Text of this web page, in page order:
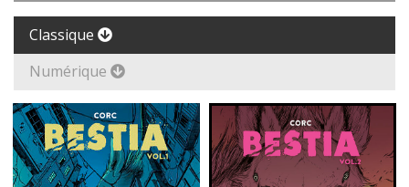
Classique
Numérique